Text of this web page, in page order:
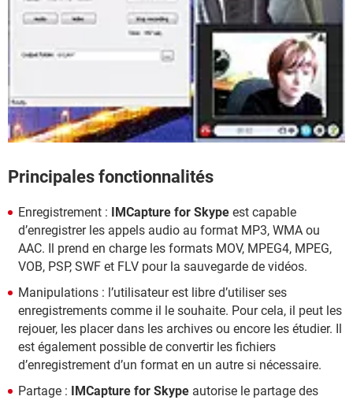
Principales fonctionnalités
Enregistrement : IMCapture for Skype est capable
d’enregistrer les appels audio au format MP3, WMA ou
AAC. Il prend en charge les formats MOV, MPEG4, MPEG,
VOB, PSP, SWF et FLV pour la sauvegarde de vidéos.
Manipulations : l’utilisateur est libre d’utiliser ses
enregistrements comme il le souhaite. Pour cela, il peut les
rejouer, les placer dans les archives ou encore les étudier. Il
est également possible de convertir les fichiers
d’enregistrement d’un format en un autre si nécessaire.
Partage :
IMCapture for Skype autorise le partage des